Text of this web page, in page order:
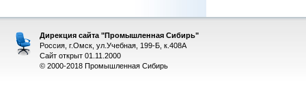
Дирекция сайта "Промышленная Сибирь"
Россия, г.Омск, ул.Учебная, 199-Б, к.408А
Сайт открыт 01.11.2000
© 2000-2018 Промышленная Сибирь